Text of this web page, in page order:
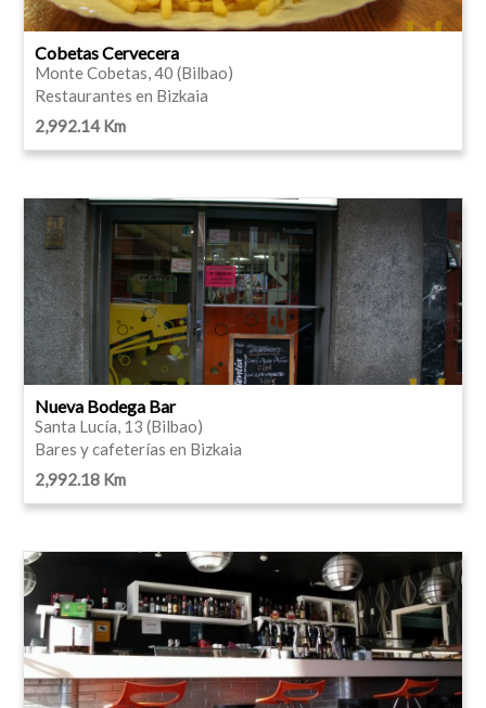
Cobetas Cervecera
Monte Cobetas, 40 (Bilbao)
Restaurantes en Bizkaia
2,992.14 Km
Nueva Bodega Bar
Santa Lucía, 13 (Bilbao)
Bares y cafeterías en Bizkaia
2,992.18 Km